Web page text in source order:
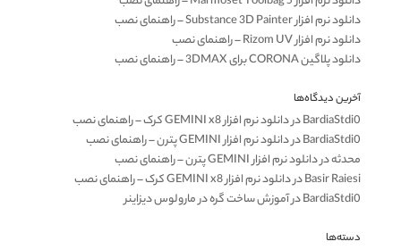
دانلود نرم افزار Substance 3D Painter – راهنمای نصب
دانلود نرم افزار Rizom UV – راهنمای نصب
دانلود پلاگین CORONA برای 3DMAX – راهنمای نصب
آخرین دیدگاه‌ها
BardiaStdi0دردانلود نرم افزار GEMINI x8 کرک – راهنمای نصب
BardiaStdi0دردانلود نرم افزار GEMINI پترن – راهنمای نصب
محدثهدردانلود نرم افزار GEMINI پترن – راهنمای نصب
Basir Raiesiدردانلود نرم افزار GEMINI x8 کرک – راهنمای نصب
BardiaStdi0درآموزش ساخت گره در مارولوس دیزاینر
دسته‌ها